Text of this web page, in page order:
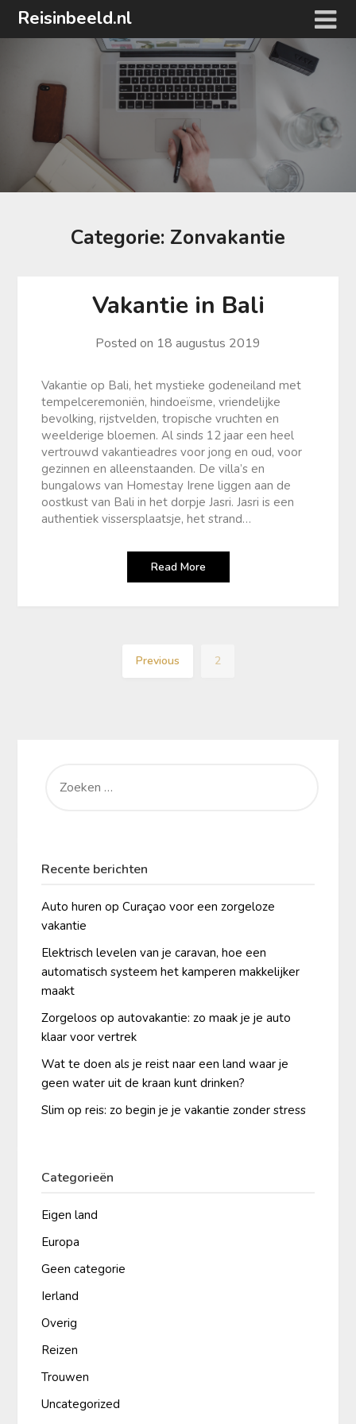
Reisinbeeld.nl
Categorie: Zonvakantie
Vakantie in Bali
Posted on 18 augustus 2019
Vakantie op Bali, het mystieke godeneiland met
tempelceremoniën, hindoeïsme, vriendelijke
bevolking, rijstvelden, tropische vruchten en
weelderige bloemen. Al sinds 12 jaar een heel
vertrouwd vakantieadres voor jong en oud, voor
gezinnen en alleenstaanden. De villa’s en
bungalows van Homestay Irene liggen aan de
oostkust van Bali in het dorpje Jasri. Jasri is een
authentiek vissersplaatsje, het strand…
Read More
Previous 2
NAAR:
Recente berichten
Auto huren op Curaçao voor een zorgeloze
vakantie
Elektrisch levelen van je caravan, hoe een
automatisch systeem het kamperen makkelijker
maakt
Zorgeloos op autovakantie: zo maak je je auto
klaar voor vertrek
Wat te doen als je reist naar een land waar je
geen water uit de kraan kunt drinken?
Slim op reis: zo begin je je vakantie zonder stress
Categorieën
Eigen land
Europa
Geen categorie
Ierland
Overig
Reizen
Trouwen
Uncategorized